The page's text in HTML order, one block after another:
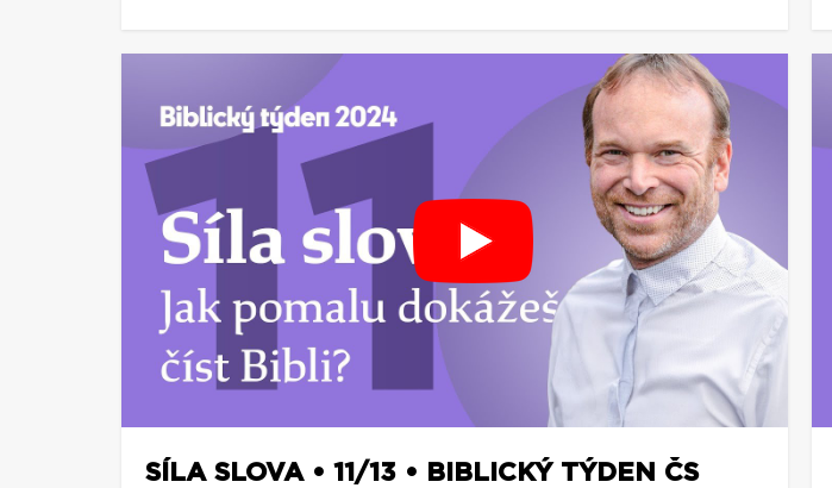
SÍLA SLOVA • 11/13 • BIBLICKÝ TÝDEN ČS